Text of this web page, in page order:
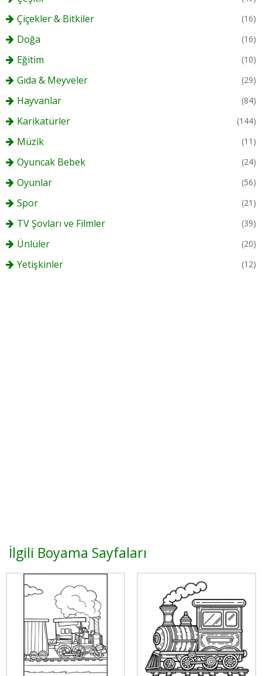
Çiçekler & Bitkiler (16)
Doğa (16)
Eğitim (10)
Gıda & Meyveler (29)
Hayvanlar (84)
Karikatürler (144)
Müzik (11)
Oyuncak Bebek (24)
Oyunlar (56)
Spor (21)
TV Şovları ve Filmler (39)
Ünlüler (20)
Yetişkinler (12)
İlgili Boyama Sayfaları